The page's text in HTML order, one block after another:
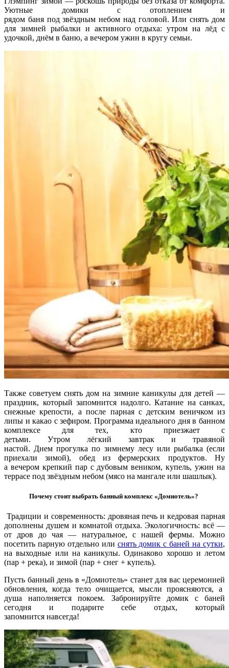
Уютные домики с отоплением и
рядом баня под звёздным небом над головой. Или снять дом
для зимней рыбалки и активного отдыха: утром на лёд с
удочкой, днём в баню, а вечером ужин в кругу семьи.
Также советуем снять дом на зимние каникулы для детей —
праздник, который запомнится надолго. Катание на санках,
снежные крепости, а после парная с детским веничком из
липы и какао с зефиром. Программа идеального дня в банном
комплексе для тех, кто приезжает с
детьми. Утром лёгкий завтрак и травяной
настой. Днем прогулка по зимнему лесу или рыбалка (если
приехали зимой), обед из фермерских продуктов. Ну
а вечером крепкий пар с дубовым веником, купель, ужин на
террасе под звёздным небом (мясо на мангале или шашлык).
Почему стоит выбрать банный комплекс «Домиотель»?
Традиции и современность: дровяная печь и кедровая парная
дополнены душем и комнатой отдыха. Экологичность: всё —
от дров до чая — натуральное, с нашей фермы. Можно
посетить парную отдельно или снять домик с баней на сутки,
на выходные или на каникулы. Одинаково хорошо и летом
(пар + река), и зимой (пар + снег + купель).
Пусть банный день в «Домиотель» станет для вас церемонией
обновления, когда тело очищается, мысли проясняются, а
душа наполняется покоем. Забронируйте домик с баней
сегодня и подарите себе отдых, который
запомнится навсегда!